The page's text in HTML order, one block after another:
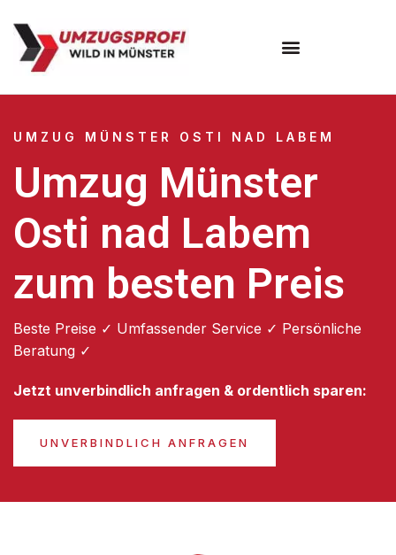
UMZUG MÜNSTER OSTI NAD LABEM
Umzug Münster
Osti nad Labem
zum besten Preis
Beste Preise ✓ Umfassender Service ✓ Persönliche
Beratung ✓
Jetzt unverbindlich anfragen & ordentlich sparen:
UNVERBINDLICH ANFRAGEN